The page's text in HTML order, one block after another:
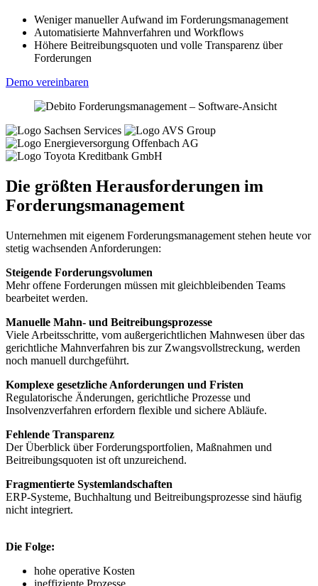
Weniger manueller Aufwand im Forderungsmanagement
Automatisierte Mahnverfahren und Workflows
Höhere Beitreibungsquoten und volle Transparenz über
Forderungen
Demo vereinbaren
Die größten Herausforderungen im
Forderungs­management
Unternehmen mit eigenem Forderungsmanagement stehen heute vor
stetig wachsenden Anforderungen:
Steigende Forderungsvolumen
Mehr offene Forderungen müssen mit gleichbleibenden Teams
bearbeitet werden.
Manuelle Mahn- und Beitreibungsprozesse
Viele Arbeitsschritte, vom außergerichtlichen Mahnwesen über das
gerichtliche Mahnverfahren bis zur Zwangsvollstreckung, werden
noch manuell durchgeführt.
Komplexe gesetzliche Anforderungen und Fristen
Regulatorische Änderungen, gerichtliche Prozesse und
Insolvenzverfahren erfordern flexible und sichere Abläufe.
Fehlende Transparenz
Der Überblick über Forderungsportfolien, Maßnahmen und
Beitreibungsquoten ist oft unzureichend.
Fragmentierte Systemlandschaften
ERP-Systeme, Buchhaltung und Beitreibungsprozesse sind häufig
nicht integriert.
Die Folge:
hohe operative Kosten